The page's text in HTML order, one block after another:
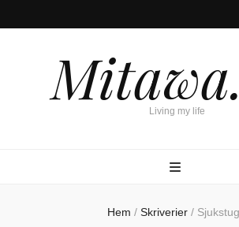
Living my life
Hem / Skriverier /